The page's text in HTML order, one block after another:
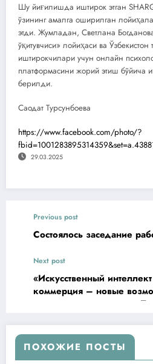
Шу йиғилишда иштирок этган
ўзининг амалга оширилган
этди. Жумладан, Светлана
ўқитувчиси» лойиҳаси ва
иштирокчилари учун онлайн
платформасини жорий этиш бўйича
берилди.
Саодат Турсунбоева
https://www.facebook.com/photo/?
29.03.2025
Previous post
Состоялось заседание
Next post
«Искусственный
коммерция – новые
сельских женщин» — в
ПОХОЖИЕ ПОСТЫ